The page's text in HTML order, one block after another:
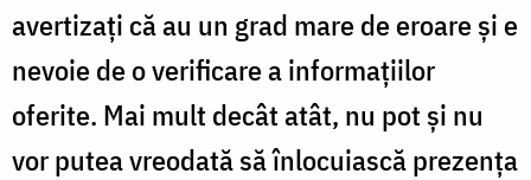
avertizați că au un grad mare de eroare și e
nevoie de o verificare a informațiilor
oferite. Mai mult decât atât, nu pot și nu
vor putea vreodată să înlocuiască prezența